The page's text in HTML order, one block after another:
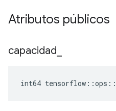
Atributos públicos
capacidad
int64 tensorflow ::ops ::